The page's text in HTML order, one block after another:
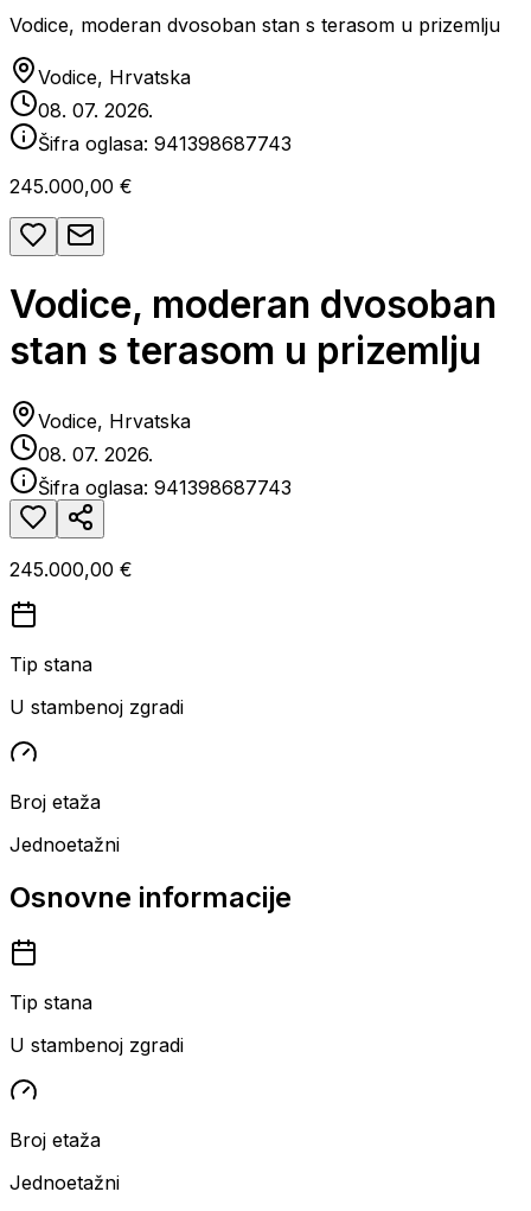
Vodice, moderan dvosoban stan s terasom u prizemlju
Vodice, Hrvatska
08. 07. 2026.
Šifra oglasa: 941398687743
245.000,00 €
Vodice, moderan dvosoban
stan s terasom u prizemlju
Vodice, Hrvatska
08. 07. 2026.
Šifra oglasa: 941398687743
245.000,00 €
Tip stana
U stambenoj zgradi
Broj etaža
Jednoetažni
Osnovne informacije
Tip stana
U stambenoj zgradi
Broj etaža
Jednoetažni